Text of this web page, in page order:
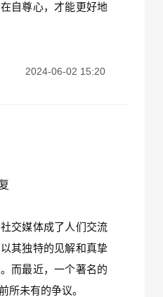
自尊心，才能更好地
2024-06-02 15:20
交媒体成了人们交流
其独特的见解和真挚
而最近，一个著名的
所未有的争议。